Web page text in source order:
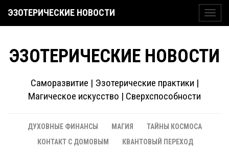
ЭЗОТЕРИЧЕСКИЕ НОВОСТИ
ЭЗОТЕРИЧЕСКИЕ НОВОСТИ
Саморазвитие | Эзотерические практики |
Магическое искусство | Сверхспособности
ДУХОВНЫЕ ФИНАНСЫ МАГИЯ
ТАЙНЫ КОСМОСА
КОНТАКТ С ДОМОВЫМ
КВАНТОВЫЙ ПЕРЕХОД